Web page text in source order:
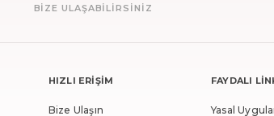
BIZE ULAŞABILIRSINIZ
HIZLI ERİŞİM
Bize Ulaşın
FAYDALI
Yasal